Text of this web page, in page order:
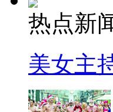
热点新
美女主